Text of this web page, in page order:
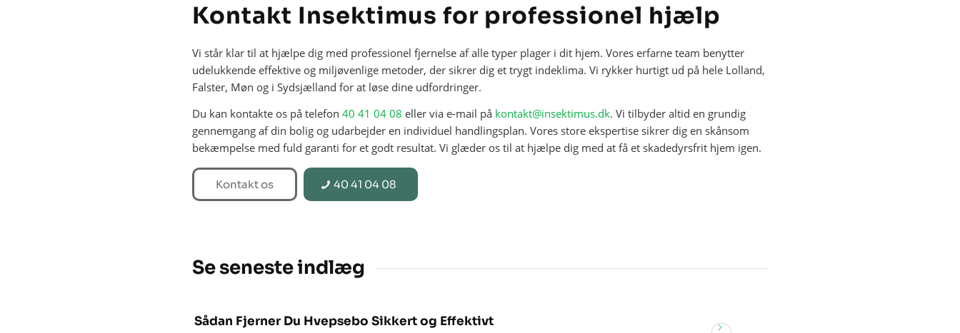
Kontakt Insektimus for professionel hjælp
Vi står klar til at hjælpe dig med professionel fjernelse af alle typer plager i dit hjem. Vores erfarne team benytter
udelukkende effektive og miljøvenlige metoder, der sikrer dig et trygt indeklima. Vi rykker hurtigt ud på hele Lolland,
Falster, Møn og i Sydsjælland for at løse dine udfordringer.
Du kan kontakte os på telefon 40 41 04 08 eller via e-mail på kontakt@insektimus.dk. Vi tilbyder altid en grundig
gennemgang af din bolig og udarbejder en individuel handlingsplan. Vores store ekspertise sikrer dig en skånsom
bekæmpelse med fuld garanti for et godt resultat. Vi glæder os til at hjælpe dig med at få et skadedyrsfrit hjem igen.
Kontakt os 40 41 04 08
Se seneste indlæg
Sådan Fjerner Du Hvepsebo Sikkert og Effektivt